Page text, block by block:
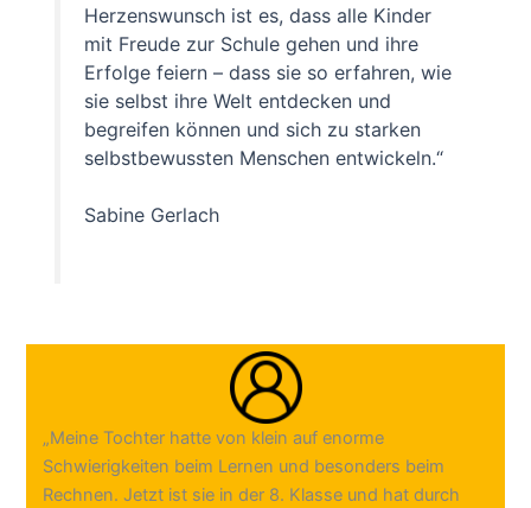
Herzenswunsch ist es, dass alle Kinder
mit Freude zur Schule gehen und ihre
Erfolge feiern – dass sie so erfahren, wie
sie selbst ihre Welt entdecken und
begreifen können und sich zu starken
selbstbewussten Menschen entwickeln.“
Sabine Gerlach
„Meine Tochter hatte von klein auf enorme
Schwierigkeiten beim Lernen und besonders beim
Rechnen. Jetzt ist sie in der 8. Klasse und hat durch